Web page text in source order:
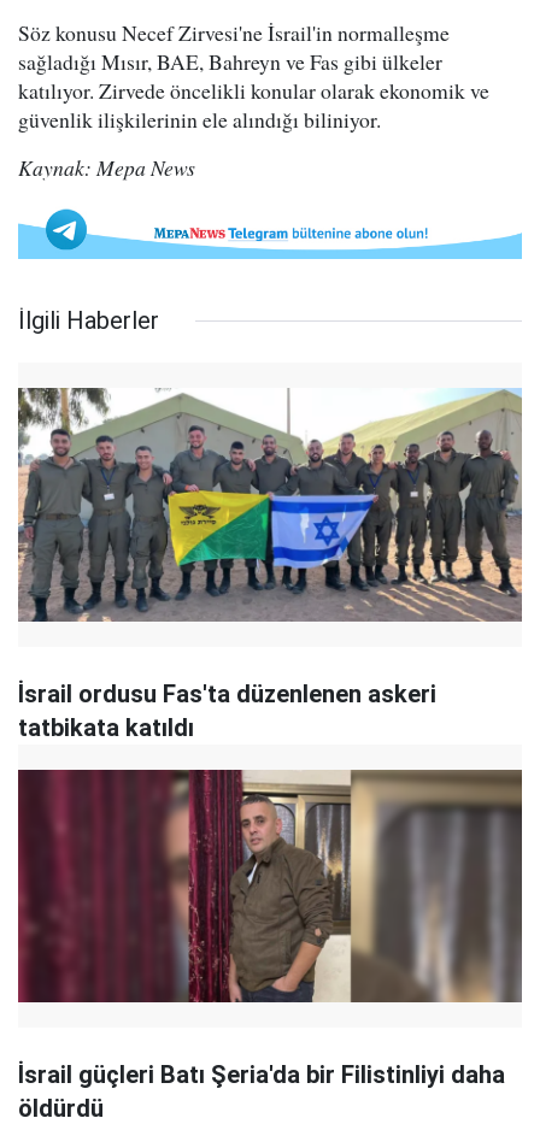
Söz konusu Necef Zirvesi'ne İsrail'in normalleşme
sağladığı Mısır, BAE, Bahreyn ve Fas gibi ülkeler
katılıyor. Zirvede öncelikli konular olarak ekonomik ve
güvenlik ilişkilerinin ele alındığı biliniyor.
Kaynak: Mepa News
İlgili Haberler
İsrail ordusu Fas'ta düzenlenen askeri
tatbikata katıldı
İsrail güçleri Batı Şeria'da bir Filistinliyi daha
öldürdü